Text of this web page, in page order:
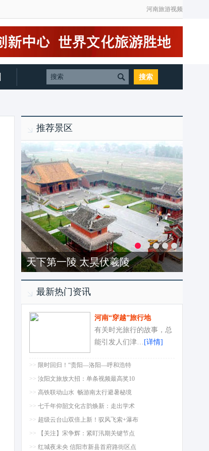
河南旅游视频
推荐景区
洛阳-龙潭大峡谷
最新热门资讯
河南“穿越”旅行地
有关时光旅行的故事，总
能引发人们津… [详情]
>> 限时回归！“贵阳—洛阳—呼和浩特
>> 汝阳文旅放大招：单条视频最高奖10
>> 高铁联动山水 畅游南太行避暑秘境
>> 七千年仰韶文化古韵焕新：走出学术
>> 超级云台山双倍上新！驭风飞索+瀑布
>>
【关注】宋争辉：紧盯汛期关键节点
>> 红城夜未央 信阳市新县首府路街区点